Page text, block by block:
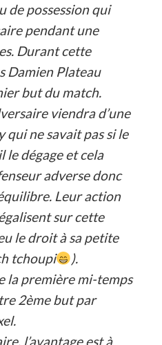
de possession qui
pendant une
Durant cette
Damien Plateau
but du match.
viendra d’une
qui ne savait pas si le
dégage et cela
adverse donc
Leur action
sur cette
le droit à sa petite
tchoupi
).
la première mi-temps
2ème but par
l’avantage est à